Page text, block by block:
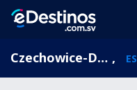
Czechowice-Dziedzice, Silesia, Polonia ,